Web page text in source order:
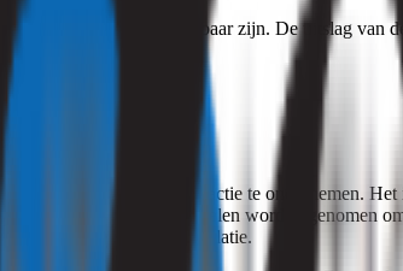
de resultaten betrouwbaar zijn. De uitslag van
het belangrijk om direct actie te ondernemen.
moeten maatregelen worden genomen
desinfectie van de installatie.